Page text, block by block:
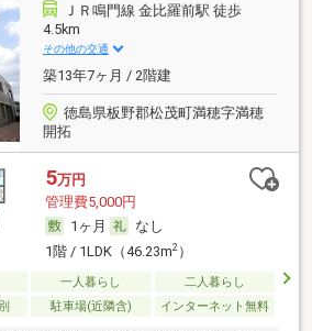
ＪＲ鳴門線 金比羅前駅 徒歩
4.5km
その他の交通
築13年7ヶ月 / 2階建
徳島県板野郡松茂町満穂字満穂
開拓
5万円
管理費5,000円
1ヶ月
なし
1階 / 1LDK（46.23m2）
一人暮らし
二人暮らし
駐車場(近隣含) インターネット無料